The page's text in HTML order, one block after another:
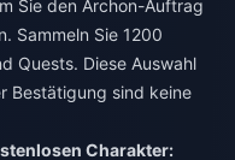
Sie den Archon-Auftrag
Sammeln Sie 1200
Quests. Diese Auswahl
Bestätigung sind keine
Charakter: